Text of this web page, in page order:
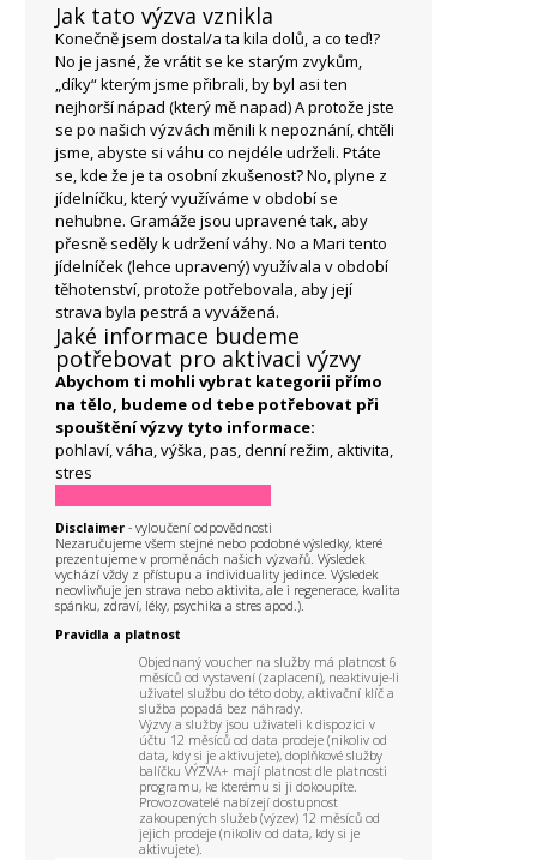
Jak tato výzva vznikla
Konečně jsem dostal/a ta kila dolů, a co teď!?
No je jasné, že vrátit se ke starým zvykům,
„díky“ kterým jsme přibrali, by byl asi ten
nejhorší nápad (který mě napad) A protože jste
se po našich výzvách měnili k nepoznání, chtěli
jsme, abyste si váhu co nejdéle udrželi. Ptáte
se, kde že je ta osobní zkušenost? No, plyne z
jídelníčku, který využíváme v období se
nehubne. Gramáže jsou upravené tak, aby
přesně seděly k udržení váhy. No a Mari tento
jídelníček (lehce upravený) využívala v období
těhotenství, protože potřebovala, aby její
strava byla pestrá a vyvážená.
Jaké informace budeme
potřebovat pro aktivaci výzvy
Abychom ti mohli vybrat kategorii přímo
na tělo, budeme od tebe potřebovat při
spouštění výzvy tyto informace:
pohlaví, váha, výška, pas, denní režim, aktivita,
stres
Disclaimer - vyloučení odpovědnosti
Nezaručujeme všem stejné nebo podobné výsledky, které
prezentujeme v proměnách našich výzvařů. Výsledek
vychází vždy z přístupu a individuality jedince. Výsledek
neovlivňuje jen strava nebo aktivita, ale i regenerace, kvalita
spánku, zdraví, léky, psychika a stres apod.).
Pravidla a platnost
Objednaný voucher na služby má platnost 6
měsíců od vystavení (zaplacení), neaktivuje-li
uživatel službu do této doby, aktivační klíč a
služba popadá bez náhrady.
Výzvy a služby jsou uživateli k dispozici v
účtu 12 měsíců od data prodeje (nikoliv od
data, kdy si je aktivujete), doplňkové služby
balíčku VÝZVA+ mají platnost dle platnosti
programu, ke kterému si ji dokoupíte.
Provozovatelé nabízejí dostupnost
zakoupených služeb (výzev) 12 měsíců od
jejich prodeje (nikoliv od data, kdy si je
aktivujete).